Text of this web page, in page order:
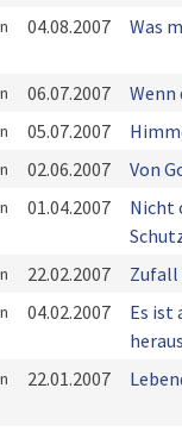
04.08.2007 Was
06.07.2007 Wenn
05.07.2007
02.06.2007 Von
01.04.2007
Nicht
22.02.2007 Zufall
04.02.2007
Es ist
22.01.2007